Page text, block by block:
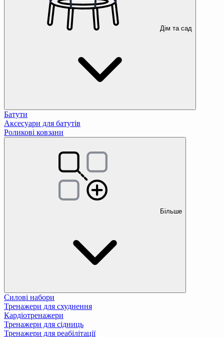
Дім та сад
Батути
Аксесуари для батутів
Роликові ковзани
Більше
Силові набори
Тренажери для схуднення
Кардіотренажери
Тренажери для сідниць
Тренажери для реабілітації